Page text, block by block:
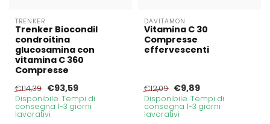
TRENKER
Trenker Biocondil
condroitina
glucosamina con
vitamina C 360
Compresse
€114,39 €93,59
Disponibile. Tempi di
consegna 1-3 giorni
lavorativi
DAVITAMON
Vitamina C 30
Compresse
effervescenti
€12,09 €9,89
Disponibile. Tempi di
consegna 1-3 giorni
lavorativi